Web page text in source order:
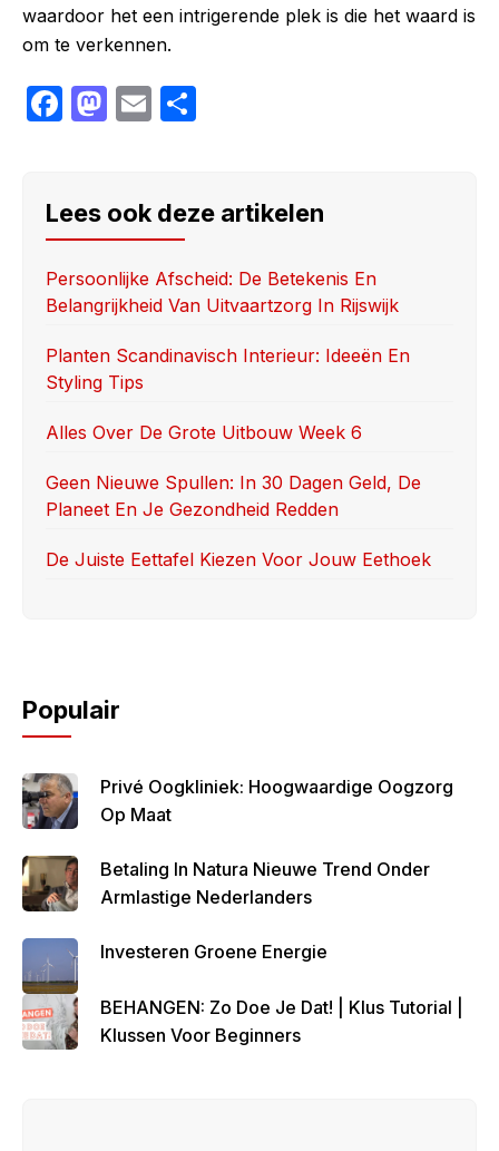
waardoor het een intrigerende plek is die het waard is
om te verkennen.
F
e
b
o
o
k
M
o
d
o
n
E
e
Lees ook deze artikelen
Persoonlijke Afscheid: De Betekenis En
Belangrijkheid Van Uitvaartzorg In Rijswijk
Planten Scandinavisch Interieur: Ideeën En
Styling Tips
Alles Over De Grote Uitbouw Week 6
Geen Nieuwe Spullen: In 30 Dagen Geld, De
Planeet En Je Gezondheid Redden
De Juiste Eettafel Kiezen Voor Jouw Eethoek
Populair
Privé Oogkliniek: Hoogwaardige Oogzorg
Op Maat
Betaling In Natura Nieuwe Trend Onder
Armlastige Nederlanders
Investeren Groene Energie
BEHANGEN: Zo Doe Je Dat! | Klus Tutorial |
Klussen Voor Beginners